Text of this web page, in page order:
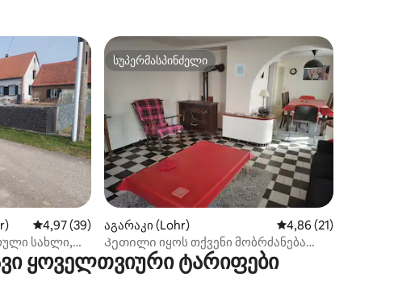
ვარიანტი
საშუალო შეფასებაა 5‑დან 4,97, 39 მიმოხილვა
4,97 (39)
სახლი,
სუპერმასპინძელი
სუპერმასპინძელი
აგარაკი (Lohr) საშუალო შეფასებაა
4,86 (21)
Კეთილი იყოს თქვენი მობრძანება
Lohrnest-ში, რომელიც მდებარეობს Le
Havre de Grès-ში
ყოველთვიური ტარიფები